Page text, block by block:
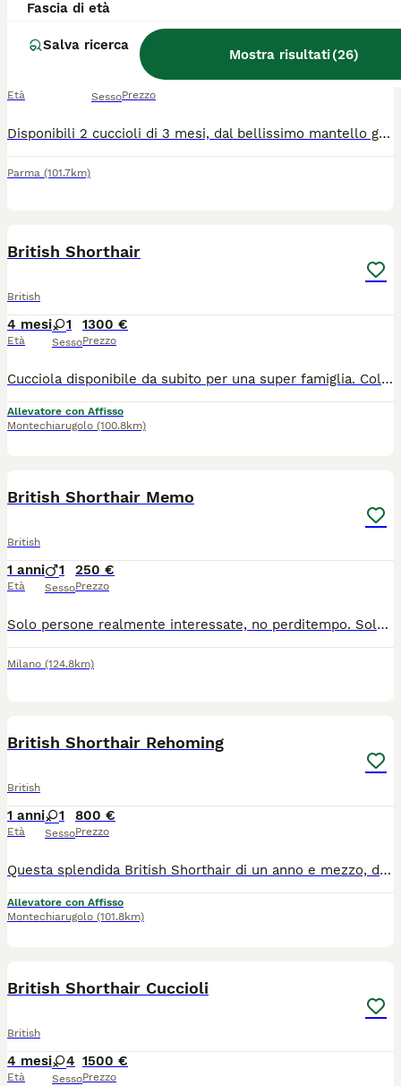
Fascia di età
Salva ricerca
Mostra risultati(26)
cuccioli British Shorthair
British
Età Sesso
200 €
Prezzo
Disponibili 2 cuccioli di 3 mesi, dal bellissimo mantello grigio chiaro. Sono cresciuti in ambiente familiare, abituati al contatto con le persone, dolci, affettuosi, socievoli e giocherelloni. ✔️ Abituati alla lettiera ✔️ Mangiano autonomamente ✔️ Genitori visibili in foto ✔️ Disponibili foto di mamma, papà e nonni su richiesta
Parma (101.7km)
British Shorthair
British
4 mesi
Età
1
Sesso
1300 €
Prezzo
Cucciola disponibile da subito per una super famiglia. Colorazione Fawn Bicolor Occhi Ambra Morbida come un peluche Ideale per famiglia con bambini. Chiamare o WhatsApp 3933280861
Allevatore con Affisso
Montechiarugolo (100.8km)
British Shorthair Memo
British
1 anni
Età
1
Sesso
250 €
Prezzo
Solo persone realmente interessate, no perditempo. Solo chiamate: 📞 388 95 41 211 – Rossana Lui è Memo, nato il 30 luglio 2025. Ha appena compiuto un anno ed è un meraviglioso British Shorthair già castrato. Memo è un gatto vivace, affettuoso, dolcissimo, coccolone e giocherellone. È abituato alla vita in appartamento ed è pronto a regalare tanto amore e dolce compagnia. Verrà consegnato con: • pedigree • microchip • doppia vaccinazione • libretto sanitario • sverminazione • contratto di cessione • certificato veterinario di buona salute • test dei genitori negativi a FeLV, FIV e PKD1 • kit regalo con croccantini, ciotola e giocattolo Il British Shorthair è particolarmente adatto alla vita in appartamento grazie al suo carattere equilibrato, calmo e tollerante. Può convivere serenamente con bambini e altri animali domestici ed è generalmente facile da educare. Possibilità di consegna in tutta Italia, anche direttamente a domicilio. 📍 Visitate la nostra pagina Facebook: Silvestro Club Blue-Odd-Eyes British & Scottish Allevamento
Milano (124.8km)
British Shorthair Rehoming
British
1 anni
Età
1
Sesso
800 €
Prezzo
Questa splendida British Shorthair di un anno e mezzo, dal nome dolcissimo come lei, cerca una nuova famiglia speciale. Hurma è una gatta dal carattere riservato e discreto: non è una gattina che si impone, ma una presenza silenziosa ed elegante che saprà conquistare il vostro cuore con i suoi tempi. Età: 1 anno e mezzo Stato: Già sterilizzata Dieta: Abituata a una dieta mista (umido e secco) Carattere: Timida inizialmente, cerca un ambiente sereno dove potersi sentire al sicuro. Cerchiamo per lei un contesto tranquillo, preferibilmente con persone che conoscano la natura dei British e sappiano rispettare i suoi spazi. Se pensate di essere la famiglia "giusta" per farla sbocciare, contattatemi in privato.
Allevatore con Affisso
Montechiarugolo (101.8km)
British Shorthair Cuccioli
British
4 mesi
Età
4
Sesso
1500 €
Prezzo